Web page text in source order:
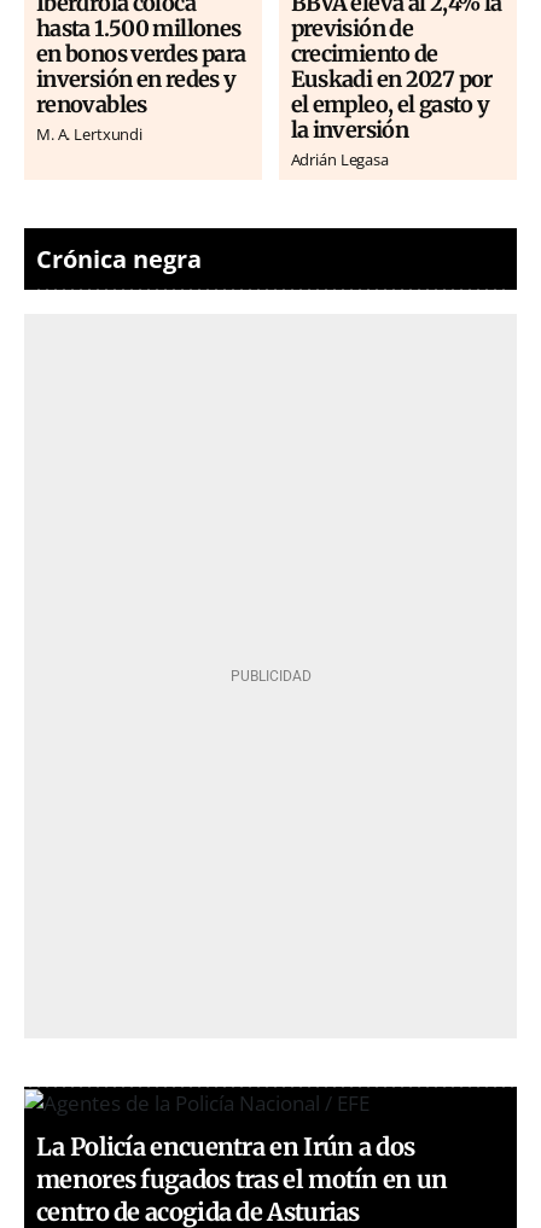
hasta 1.500 millones
en bonos verdes para
inversión en redes y
renovables
M. A. Lertxundi
previsión de
crecimiento de
Euskadi en 2027 por
el empleo, el gasto y
la inversión
Adrián Legasa
Crónica negra
La Policía encuentra en Irún a dos
menores fugados tras el motín en un
centro de acogida de Asturias